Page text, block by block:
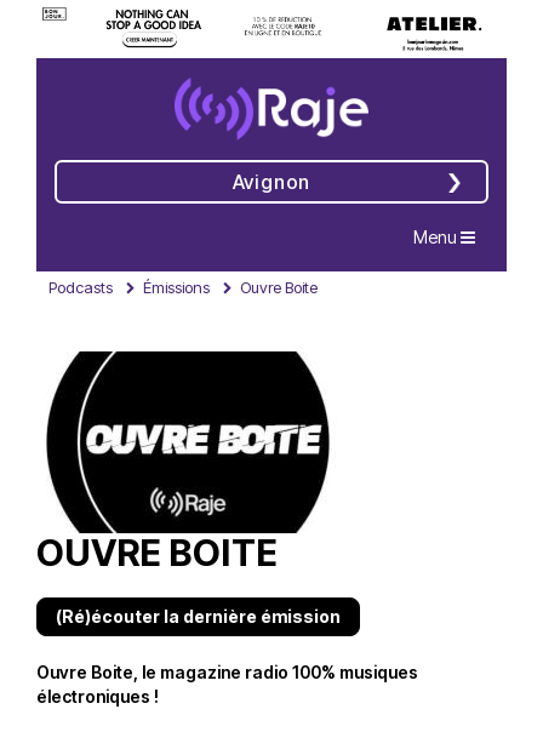
Avignon
Navigation
Menu
Podcasts Émissions Ouvre Boite
OUVRE BOITE
(Ré)écouter la dernière émission
Ouvre Boite, le magazine radio 100% musiques
électroniques !